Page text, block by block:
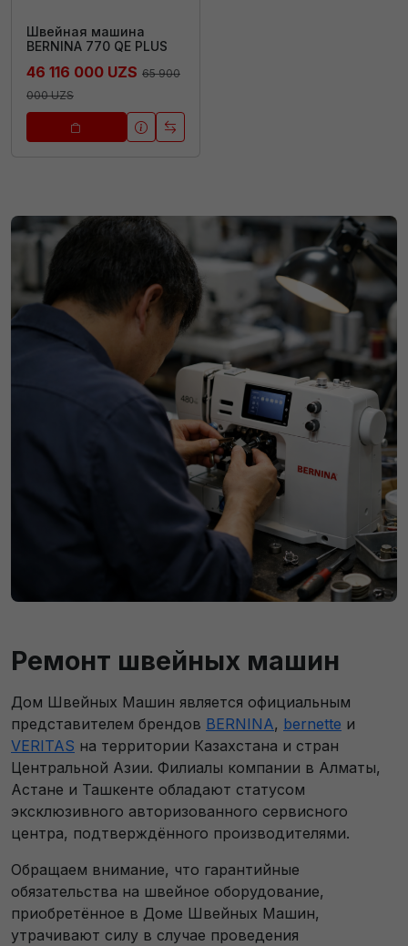
Швейная машина
BERNINA 770 QE PLUS
46 116 000 UZS 65 900
000 UZS
Ремонт швейных машин
Дом Швейных Машин является официальным
представителем брендов BERNINA, bernette и
VERITAS на территории Казахстана и стран
Центральной Азии. Филиалы компании в Алматы,
Астане и Ташкенте обладают статусом
эксклюзивного авторизованного сервисного
центра, подтверждённого производителями.
Обращаем внимание, что гарантийные
обязательства на швейное оборудование,
приобретённое в Доме Швейных Машин,
утрачивают силу в случае проведения